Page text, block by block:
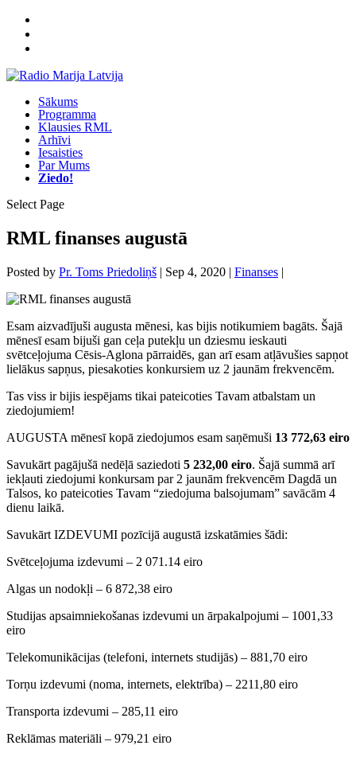
Sākums
Programma
Klausies RML
Arhīvi
Iesaisties
Par Mums
Ziedo!
Select Page
RML finanses augustā
Posted by Pr. Toms Priedoliņš | Sep 4, 2020 | Finanses |
Esam aizvadījuši augusta mēnesi, kas bijis notikumiem bagāts. Šajā
mēnesī esam bijuši gan ceļa putekļu un dziesmu ieskauti
svētceļojuma Cēsis-Aglona pārraidēs, gan arī esam atļāvušies sapņot
lielākus sapņus, piesakoties konkursiem uz 2 jaunām frekvencēm.
Tas viss ir bijis iespējams tikai pateicoties Tavam atbalstam un
ziedojumiem!
AUGUSTA mēnesī kopā ziedojumos esam saņēmuši 13 772,63 eiro
Savukārt pagājušā nedēļā saziedoti 5 232,00 eiro. Šajā summā arī
iekļauti ziedojumi konkursam par 2 jaunām frekvencēm Dagdā un
Talsos, ko pateicoties Tavam “ziedojuma balsojumam” savācām 4
dienu laikā.
Savukārt IZDEVUMI pozīcijā augustā izskatāmies šādi:
Svētceļojuma izdevumi – 2 071.14 eiro
Algas un nodokļi – 6 872,38 eiro
Studijas apsaimniekošanas izdevumi un ārpakalpojumi – 1001,33
eiro
Telekomunikācijas (telefoni, internets studijās) – 881,70 eiro
Torņu izdevumi (noma, internets, elektrība) – 2211,80 eiro
Transporta izdevumi – 285,11 eiro
Reklāmas materiāli – 979,21 eiro